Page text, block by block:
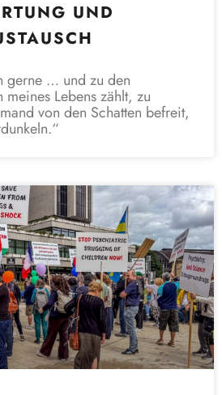
UND
gerne … und zu den
meines Lebens zählt, zu
von den Schatten befreit,